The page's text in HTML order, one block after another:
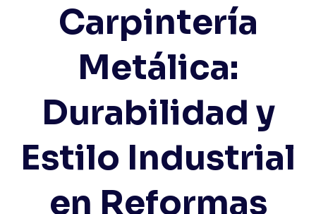
Carpintería
Metálica:
Durabilidad y
Estilo Industrial
en Reformas